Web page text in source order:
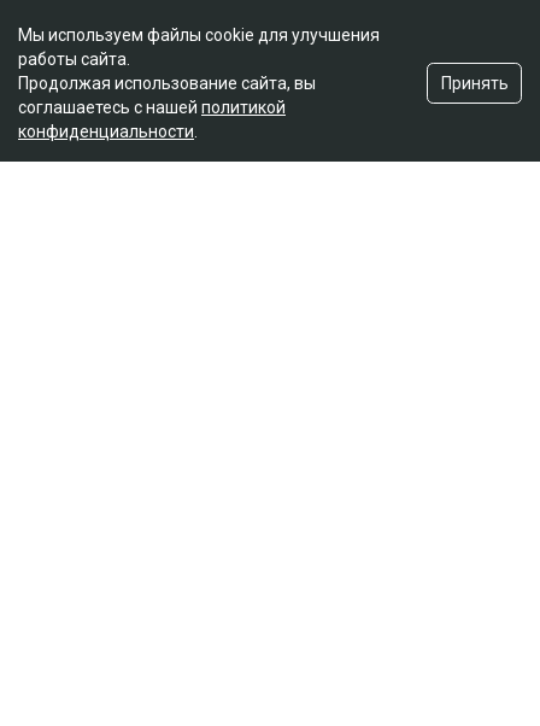
Мы используем файлы cookie для улучшения
работы сайта.
Продолжая использование сайта, вы
соглашаетесь с нашей политикой
конфиденциальности
Принять